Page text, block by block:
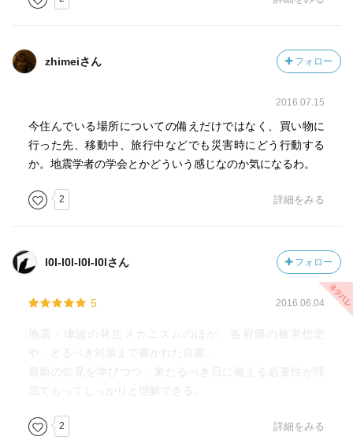
め、8割程度が利用不能になるが、1週間程度で9割以上の基
巨大地震の前後には内陸の地震活動が活発化するとの研究
解とは異なるのかもしれない。プレートを押す力が増した
zhimeiさん フォロー
2016.07.15
今住んでいる場所についての備えだけではなく、買い物に
行った先、移動中、旅行中などでも災害時にどう行動する
か。地震学者の学会とかどういう感じなのか気になるわ。
2 詳細をみる
l0l-l0l-l0l-l0lさん フォロー
5 2016.06.04
地震・津波の発生メカニズムのほか、各府県の被害想定
や、とるべき対策まで書かれた良書。
最新の知見を学びつつ、来たるべき日に備える必要性が理
屈でもってしっかりと理解できる。
2 詳細をみる